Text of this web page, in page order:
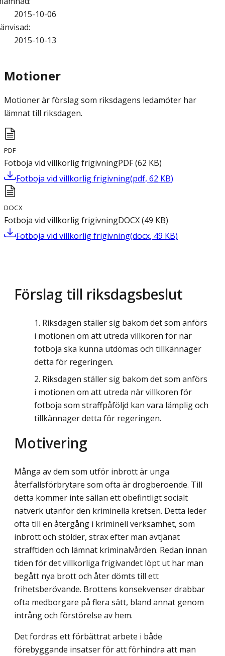
2015-10-06
:
2015-10-13
Motioner
Motioner är förslag som riksdagens ledamöter har
lämnat till riksdagen.
PDF
Fotboja vid villkorlig frigivningPDF(62 KB)
Fotboja vid villkorlig frigivning(pdf, 62 KB)
DOCX
Fotboja vid villkorlig frigivningDOCX(49 KB)
Fotboja vid villkorlig frigivning(docx, 49 KB)
Förslag till riksdagsbeslut
Riksdagen ställer sig bakom det som anförs
i motionen om att utreda villkoren för när
fotboja ska kunna utdömas och tillkännager
detta för regeringen.
Riksdagen ställer sig bakom det som anförs
i motionen om att utreda när villkoren för
fotboja som straffpåföljd kan vara lämplig och
tillkännager detta för regeringen.
Motivering
Många av dem som utför inbrott är unga
återfallsförbrytare som ofta är drogberoende. Till
detta kommer inte sällan ett obefintligt socialt
nätverk utanför den kriminella kretsen. Detta leder
ofta till en återgång i kriminell verksamhet, som
inbrott och stölder, strax efter man avtjänat
strafftiden och lämnat kriminalvården. Redan innan
tiden för det villkorliga frigivandet löpt ut har man
begått nya brott och åter dömts till ett
frihetsberövande. Brottens konsekvenser drabbar
ofta medborgare på flera sätt, bland annat genom
intrång och förstörelse av hem.
Det fordras ett förbättrat arbete i både
förebyggande insatser för att förhindra att man